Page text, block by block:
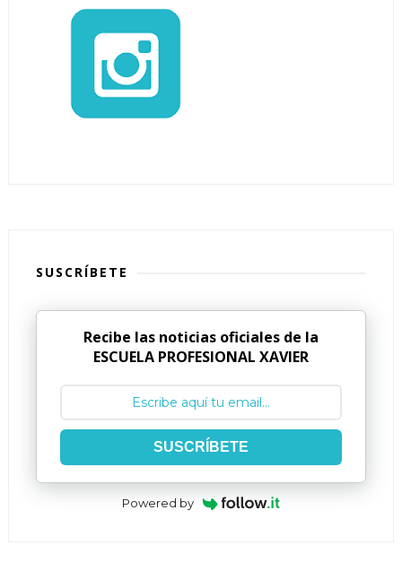
SUSCRÍBETE
Recibe las noticias oficiales de la
ESCUELA PROFESIONAL XAVIER
SUSCRÍBETE
Powered by